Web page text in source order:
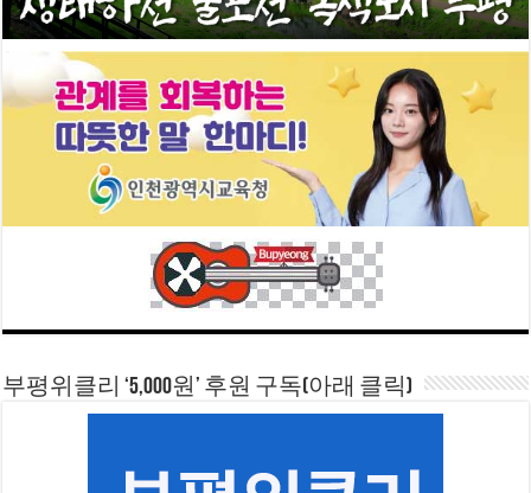
부평위클리 ‘5,000원’ 후원 구독(아래 클릭)